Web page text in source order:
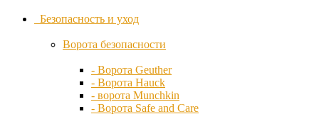
Kidsmill
Kidzi
Kiwy
Leander
Безопасность и уход
Ворота безопасности
- Ворота Geuther
- Ворота Hauck
- ворота Munchkin
- Ворота Safe and Care